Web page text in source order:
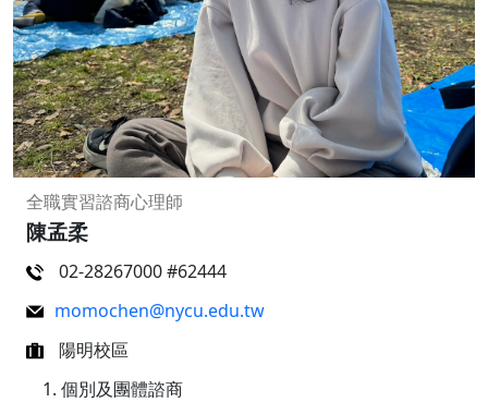
全職實習諮商心理師
陳孟柔
02-28267000 #62444
momochen@nycu.edu.tw
陽明校區
個別及團體諮商